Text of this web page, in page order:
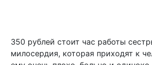
350 рублей стоит час работы
милосердия, которая приходят к